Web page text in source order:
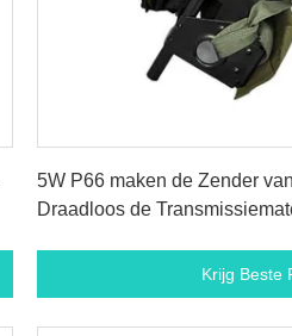
5W P66 maken de Zender
Draadloos de
Krijg Beste